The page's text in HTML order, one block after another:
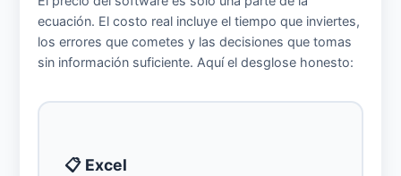
ecuación. El costo real incluye el tiempo que inviertes,
los errores que cometes y las decisiones que tomas
sin información suficiente. Aquí el desglose honesto:
📋 Excel